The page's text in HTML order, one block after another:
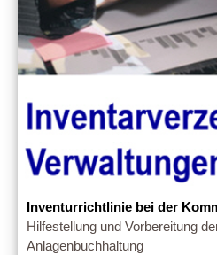
Inventurrichtlinie bei der
Hilfestellung und Vorbereitung
Anlagenbuchhaltung